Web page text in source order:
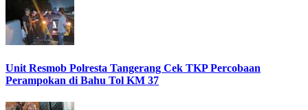
Unit Resmob Polresta Tangerang Cek TKP Percobaan
Perampokan di Bahu Tol KM 37